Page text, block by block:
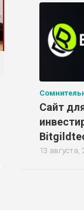
Сайт
13 августа,